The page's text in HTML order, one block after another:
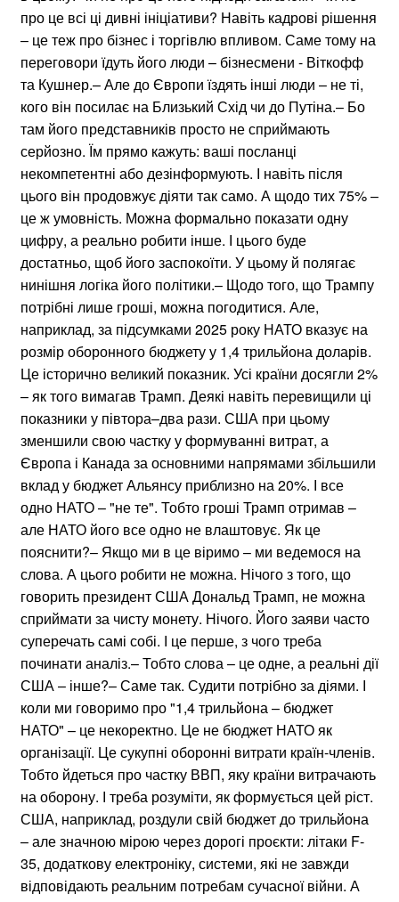
про це всі ці дивні ініціативи? Навіть кадрові рішення
– це теж про бізнес і торгівлю впливом. Саме тому на
переговори їдуть його люди – бізнесмени - Віткофф
та Кушнер.– Але до Європи їздять інші люди – не ті,
кого він посилає на Близький Схід чи до Путіна.– Бо
там його представників просто не сприймають
серйозно. Їм прямо кажуть: ваші посланці
некомпетентні або дезінформують. І навіть після
цього він продовжує діяти так само. А щодо тих 75% –
це ж умовність. Можна формально показати одну
цифру, а реально робити інше. І цього буде
достатньо, щоб його заспокоїти. У цьому й полягає
нинішня логіка його політики.– Щодо того, що Трампу
потрібні лише гроші, можна погодитися. Але,
наприклад, за підсумками 2025 року НАТО вказує на
розмір оборонного бюджету у 1,4 трильйона доларів.
Це історично великий показник. Усі країни досягли 2%
– як того вимагав Трамп. Деякі навіть перевищили ці
показники у півтора–два рази. США при цьому
зменшили свою частку у формуванні витрат, а
Європа і Канада за основними напрямами збільшили
вклад у бюджет Альянсу приблизно на 20%. І все
одно НАТО – "не те". Тобто гроші Трамп отримав –
але НАТО його все одно не влаштовує. Як це
пояснити?– Якщо ми в це віримо – ми ведемося на
слова. А цього робити не можна. Нічого з того, що
говорить президент США Дональд Трамп, не можна
сприймати за чисту монету. Нічого. Його заяви часто
суперечать самі собі. І це перше, з чого треба
починати аналіз.– Тобто слова – це одне, а реальні дії
США – інше?– Саме так. Судити потрібно за діями. І
коли ми говоримо про "1,4 трильйона – бюджет
НАТО" – це некоректно. Це не бюджет НАТО як
організації. Це сукупні оборонні витрати країн-членів.
Тобто йдеться про частку ВВП, яку країни витрачають
на оборону. І треба розуміти, як формується цей ріст.
США, наприклад, роздули свій бюджет до трильйона
– але значною мірою через дорогі проєкти: літаки F-
35, додаткову електроніку, системи, які не завжди
відповідають реальним потребам сучасної війни. А